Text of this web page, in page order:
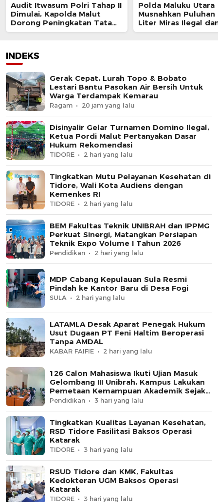
Audit Itwasum Polri Tahap II
Dimulai, Kapolda Malut
Dorong Peningkatan Tata
Kelola Organisasi yang
Polda Maluku Utara
Musnahkan Puluhan
Liter Miras Ilegal
Bongkar Jaringan
INDEKS
Gerak Cepat, Lurah Topo & Bobato
Lestari Bantu Pasokan Air Bersih Untuk
Warga Terdampak Kemarau
Ragam 20 jam yang lalu
Disinyalir Gelar Turnamen Domino Ilegal,
Ketua Pordi Malut Pertanyakan Dasar
Hukum Rekomendasi
TIDORE 2 hari yang lalu
Tingkatkan Mutu Pelayanan Kesehatan di
Tidore, Wali Kota Audiens dengan
Kemenkes RI
TIDORE 2 hari yang lalu
BEM Fakultas Teknik UNIBRAH dan IPPMG
Perkuat Sinergi, Matangkan Persiapan
Teknik Expo Volume I Tahun 2026
Pendidikan 2 hari yang lalu
MDP Cabang Kepulauan Sula Resmi
Pindah ke Kantor Baru di Desa Fogi
SULA 2 hari yang lalu
LATAMLA Desak Aparat Penegak Hukum
Usut Dugaan PT Feni Haltim Beroperasi
Tanpa AMDAL
KABAR FAIFIE 2 hari yang lalu
126 Calon Mahasiswa Ikuti Ujian Masuk
Gelombang III Unibrah, Kampus Lakukan
Pemetaan Kemampuan Akademik Sejak
Awal
Pendidikan 3 hari yang lalu
Tingkatkan Kualitas Layanan Kesehatan,
RSD Tidore Fasilitasi Baksos Operasi
Katarak
TIDORE 3 hari yang lalu
RSUD Tidore dan KMK, Fakultas
Kedokteran UGM Baksos Operasi
Katarak
TIDORE 3 hari yang lalu